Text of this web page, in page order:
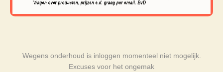
Wegens onderhoud is inloggen momenteel niet mogelijk.
Excuses voor het ongemak